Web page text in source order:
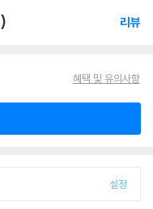
리뷰
혜택 및 유의사항
설정